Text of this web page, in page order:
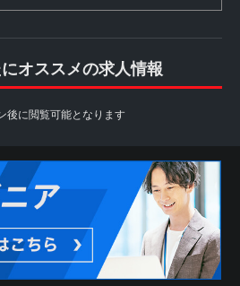
オススメの求人情報
後に閲覧可能となります